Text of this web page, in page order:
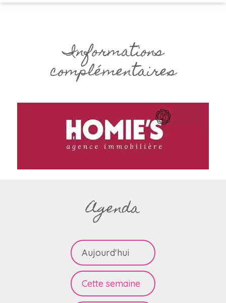
Informations
complémentaires
Agenda
Aujourd'hui
Cette semaine